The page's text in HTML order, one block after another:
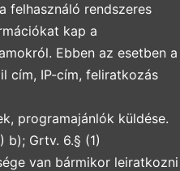
felhasználó rendszeres
kap a
Ebben az esetben a
cím, IP-cím, feliratkozás
programajánlók küldése.
b); Grtv. 6.§ (1)
van bármikor leiratkozni